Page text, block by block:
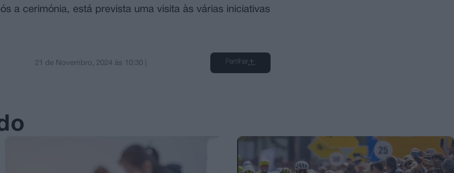
a cerimónia, está prevista uma visita às várias iniciativas
21 de Novembro, 2024 às 10:30 Partilhar